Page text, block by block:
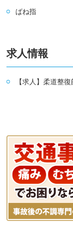
ばね指
求人情報
【求人】柔道整